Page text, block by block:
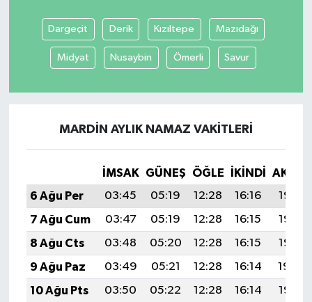
Dargeçit Derik Kızıltepe Mazıdağı
Midyat Nusaybin Ömerli Savur
MARDIN AYLIK NAMAZ VAKITLERI
İMSAK GÜNEŞ ÖĞLE İKINDI
6 Ağu Per
03:45 05:19 12:28 16:16
19:28
7 Ağu Cum
03:47 05:19 12:28 16:15
19:27
8 Ağu Cts
03:48 05:20 12:28 16:15
19:25
9 Ağu Paz
03:49 05:21 12:28 16:14
19:24
10 Ağu Pts
03:50 05:22 12:28 16:14
19:23